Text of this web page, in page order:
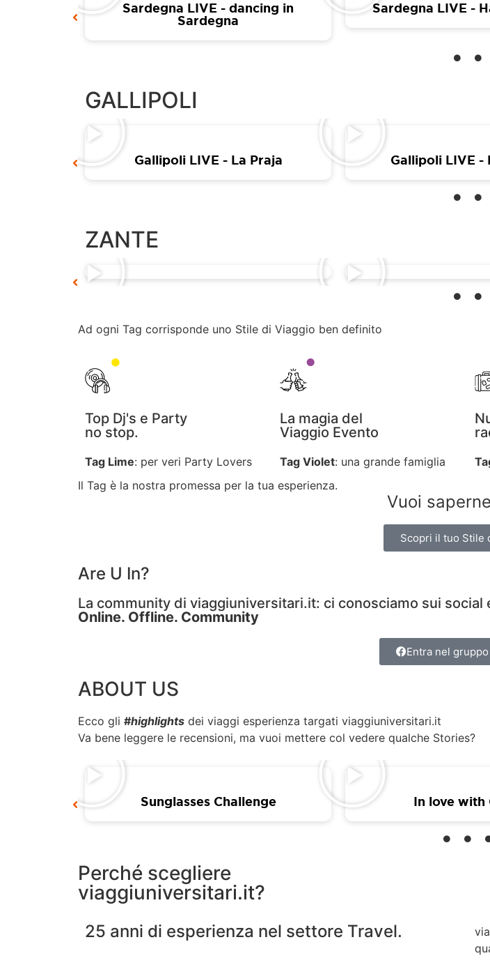
Sardegna LIVE - dancing in
Sardegna
Sardegna LIVE -
GALLIPOLI
Gallipoli LIVE - La Praja Gallipoli LIVE -
ZANTE
Ad ogni Tag corrisponde uno Stile di Viaggio ben definito
Top Dj's e Party
no stop.
Tag Lime: per veri Party Lovers
La magia del
Viaggio Evento
Tag Violet: una grande famiglia
Il Tag è la nostra promessa per la tua esperienza.
Vuoi
Scopri il tuo Stile
Are U In?
La community di viaggiuniversitari.it: ci conosciamo sui social
Online. Offline. Community
Entra nel
ABOUT US
Ecco gli #highlights dei viaggi esperienza targati viaggiuniversitari.it
Va bene leggere le recensioni, ma vuoi mettere col vedere qualche Stories?
Sunglasses Challenge In love with
Perché scegliere
viaggiuniversitari.it?
25 anni di esperienza nel settore Travel.